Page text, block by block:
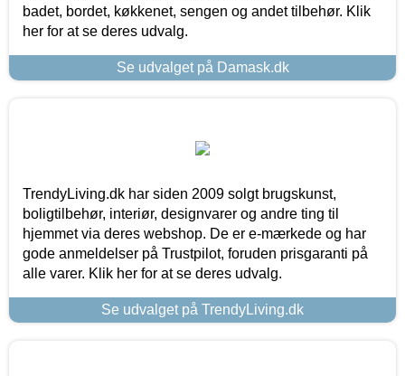
badet, bordet, køkkenet, sengen og andet tilbehør. Klik
her for at se deres udvalg.
Se udvalget på Damask.dk
TrendyLiving.dk har siden 2009 solgt brugskunst,
boligtilbehør, interiør, designvarer og andre ting til
hjemmet via deres webshop. De er e-mærkede og har
gode anmeldelser på Trustpilot, foruden prisgaranti på
alle varer. Klik her for at se deres udvalg.
Se udvalget på TrendyLiving.dk